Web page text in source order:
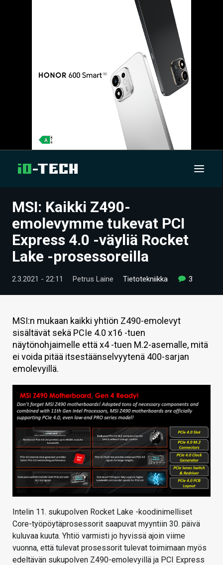
UUTISET
ARTIKKELIT
VIDEOT
TECHBBS
HINTA.FI
KAUPPA
VAIHDA TEEMA
HAKU
MSI: Kaikki Z490-
emolevymme tukevat PCI
Express 4.0 -väyliä Rocket
Lake -prosessoreilla
2.3.2021 - 22:11 Petrus Laine Tietotekniikka 3
MSI:n mukaan kaikki yhtiön Z490-emolevyt
sisältävät sekä PCIe 4.0 x16 -tuen
näytönohjaimelle että x4 -tuen M.2-asemalle, mitä
ei voida pitää itsestäänselvyytenä 400-sarjan
emolevyillä.
Intelin 11. sukupolven Rocket Lake -koodinimelliset
Core-työpöytäprosessorit saapuvat myyntiin 30. päivä
kuluvaa kuuta. Yhtiö varmisti jo hyvissä ajoin viime
vuonna, että tulevat prosessorit tulevat toimimaan myös
edeltävän sukupolven Z490-emolevyillä ja PCI Express